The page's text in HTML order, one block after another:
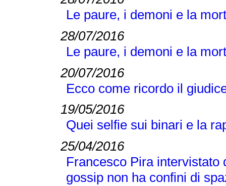
Le paure, i demoni e la
28/07/2016
Le paure, i demoni e la
20/07/2016
Ecco come ricordo il
19/05/2016
Quei selfie sui binari e la
25/04/2016
Francesco Pira intervistato
gossip non ha confini di